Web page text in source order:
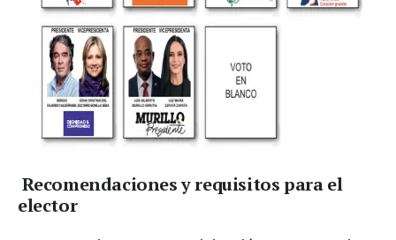
Recomendaciones y requisitos para el
elector